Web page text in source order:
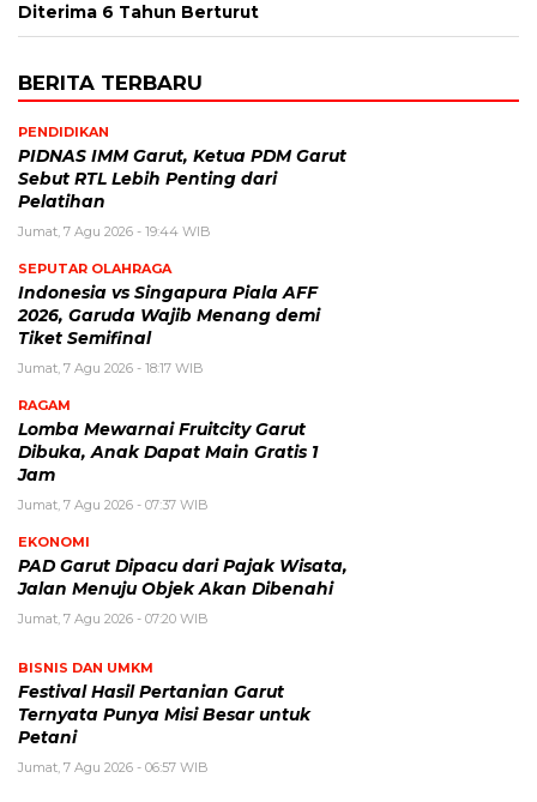
Diterima 6 Tahun Berturut
BERITA TERBARU
PENDIDIKAN
PIDNAS IMM Garut, Ketua PDM Garut
Sebut RTL Lebih Penting dari
Pelatihan
Jumat, 7 Agu 2026 - 19:44 WIB
SEPUTAR OLAHRAGA
Indonesia vs Singapura Piala AFF
2026, Garuda Wajib Menang demi
Tiket Semifinal
Jumat, 7 Agu 2026 - 18:17 WIB
RAGAM
Lomba Mewarnai Fruitcity Garut
Dibuka, Anak Dapat Main Gratis 1
Jam
Jumat, 7 Agu 2026 - 07:37 WIB
EKONOMI
PAD Garut Dipacu dari Pajak Wisata,
Jalan Menuju Objek Akan Dibenahi
Jumat, 7 Agu 2026 - 07:20 WIB
BISNIS DAN UMKM
Festival Hasil Pertanian Garut
Ternyata Punya Misi Besar untuk
Petani
Jumat, 7 Agu 2026 - 06:57 WIB